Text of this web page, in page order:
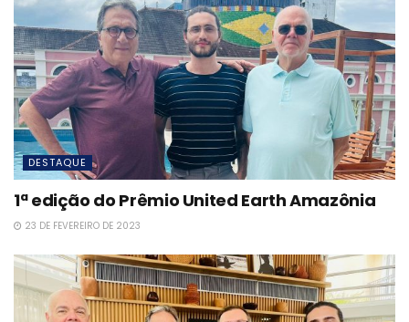
DESTAQUE
1ª edição do Prêmio United Earth Amazônia
23 DE FEVEREIRO DE 2023